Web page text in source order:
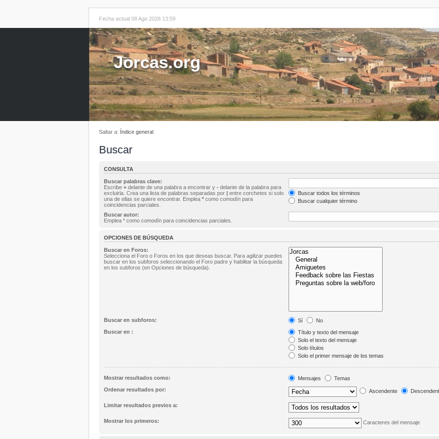
Fecha actual 08 Ago 2026 13:59
Jorcas.org
Saltar a: Índice general
Buscar
CONSULTA
Buscar palabras clave:
Escribe + delante de una palabra a encontrar y - delante de la palabra para
excluirla. Crea una lista de palabras separadas por | entre corchetes si solo
una de ellas se quiere encontrar. Emplea * como comodín para
coincidencias parciales.
Buscar todos los términos
Buscar cualquier término
Buscar autor:
Emplea * como comodín para coincidencias parciales.
OPCIONES DE BÚSQUEDA
Buscar en Foros:
Selecciona el Foro o Foros en los que deseas buscar. Para agilizar puedes
buscar en los subforos seleccionando el Foro padre y habilitar la búsqueda
en los subforos (en Opciones de búsqueda).
Buscar en subforos: Sí
No
Buscar en :
Título y texto del mensaje
Solo el texto del mensaje
Solo títulos
Solo el primer mensaje de los temas
Mostrar resultados como: Mensajes
Temas
Ordenar resultados por:
Ascendente
Limitar resultados previos a:
Mostrar los primeros: Caracteres del mensaje